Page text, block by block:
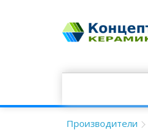
Производители